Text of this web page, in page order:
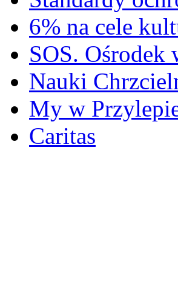
6% na cele
SOS. Ośrodek
Nauki
My w
Caritas